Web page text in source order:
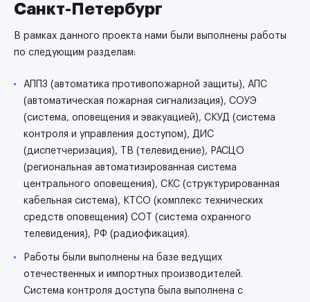
Санкт-Петербург
В рамках данного проекта нами были выполнены работы
по следующим разделам:
АППЗ (автоматика противопожарной защиты), АПС
(автоматическая пожарная сигнализация), СОУЭ
(система, оповещения и эвакуацией), СКУД (система
контроля и управления доступом), ДИС
(диспетчеризация), ТВ (телевидение), РАСЦО
(региональная автоматизированная система
центрального оповещения), СКС (структурированная
кабельная система), КТСО (комплекс технических
средств оповещения) СОТ (система охранного
телевидения), РФ (радиофикация).
Работы были выполнены на базе ведущих
отечественных и импортных производителей.
Система контроля доступа была выполнена с